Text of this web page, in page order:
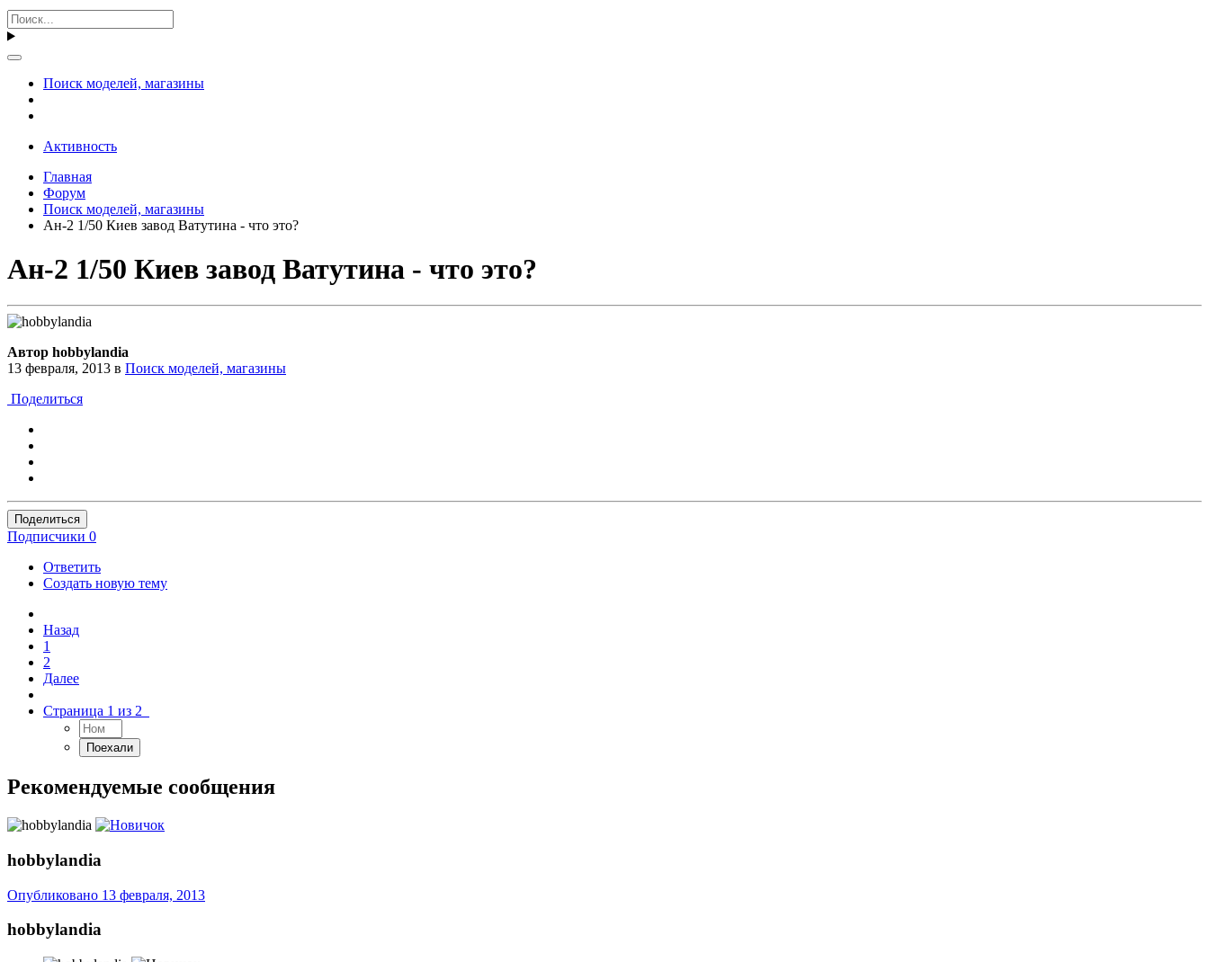
Поиск моделей, магазины
Активность
Главная
Форум
Поиск моделей, магазины
Ан-2 1/50 Киев завод Ватутина - что это?
Ан-2 1/50 Киев завод Ватутина - что это?
Автор hobbylandia
13 февраля, 2013 в Поиск моделей, магазины
Поделиться
Поделиться
Подписчики 0
Ответить
Создать новую тему
Назад
1
2
Далее
Страница 1 из 2
Рекомендуемые сообщения
hobbylandia
Опубликовано 13 февраля, 2013
hobbylandia